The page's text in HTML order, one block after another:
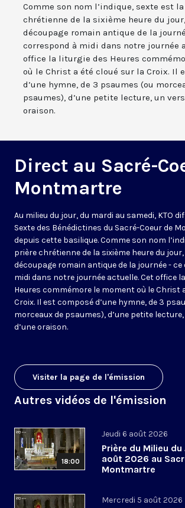
Comme son nom l’indique, sexte est
chrétienne de la sixième heure du
découpage romain antique de la
correspond à midi dans notre journée
office la liturgie des Heures
où le Christ a été cloué sur la Croix. Il
d’une hymne, de 3 psaumes (ou
psaumes), d’une petite lecture, un
oraison.
Direct au Sacré-
Montmartre
Au milieu du jour, du mardi au samedi, KTO
Sexte des Bénédictines du Sacré-Coeur de
depuis cette basilique. Comme son nom
prière chrétienne de la sixième heure du
découpage romain antique de la journée -
midi dans notre journée actuelle. Cet office
Heures commémore le moment où le Christ
Croix. Il est composé d’une hymne, de 3
morceaux de psaumes), d’une petite
d’une oraison.
Visiter la page de l'émission
Autres vidéos de l'émission
18:00
Jeudi 6 août 2026
Prière du Milieu du
août 2026 au
Montmartre
Mercredi 5 août 2026